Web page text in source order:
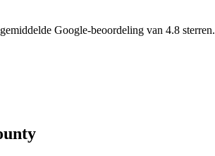
Google-beoordeling van 4.8 sterren.